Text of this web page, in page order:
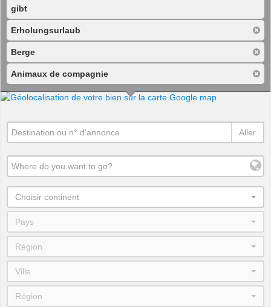
gibt
Erholungsurlaub
Berge
Animaux de compagnie
Aller
Choisir continent
Pays
Région
Ville
Région